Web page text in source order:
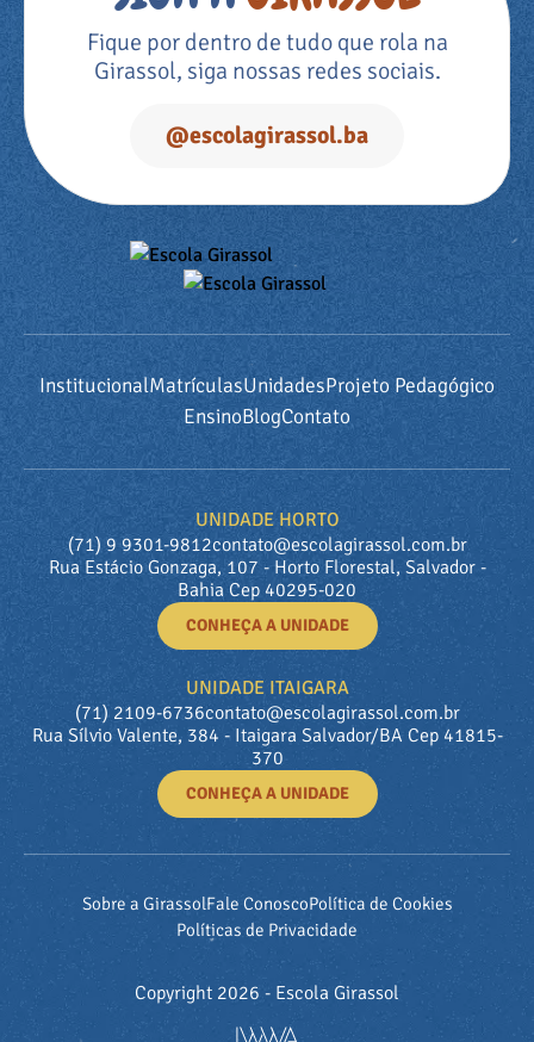
Fique por dentro de tudo que rola na
Girassol, siga nossas redes sociais.
@escolagirassol.ba
InstitucionalMatrículasUnidadesProjeto Pedagógico
EnsinoBlogContato
UNIDADE HORTO
(71) 9 9301-9812contato@escolagirassol.com.br
Rua Estácio Gonzaga, 107 - Horto Florestal, Salvador -
Bahia Cep 40295-020
CONHEÇA A UNIDADE
UNIDADE ITAIGARA
(71) 2109-6736contato@escolagirassol.com.br
Rua Sílvio Valente, 384 - Itaigara Salvador/BA Cep 41815-
370
CONHEÇA A UNIDADE
Sobre a GirassolFale ConoscoPolítica de Cookies
Políticas de Privacidade
Copyright 2026 - Escola Girassol